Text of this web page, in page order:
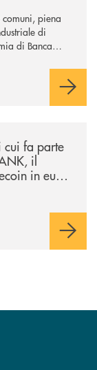
piena
di
di Banca
cui fa parte
il
in euro